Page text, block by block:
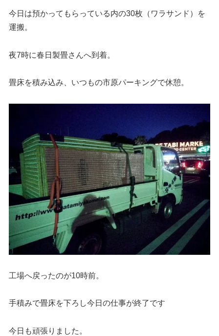
今日は預かってもらっている内の30枚（ワラサンド）を
運搬。
夜7時に春日製畳さんへ到着。
畳床を積み込み、いつもの市原パーキングで休憩。
工場へ戻ったのが10時前。
手積みで畳床を下ろし今日の仕事が終了です
今日も頑張りました。